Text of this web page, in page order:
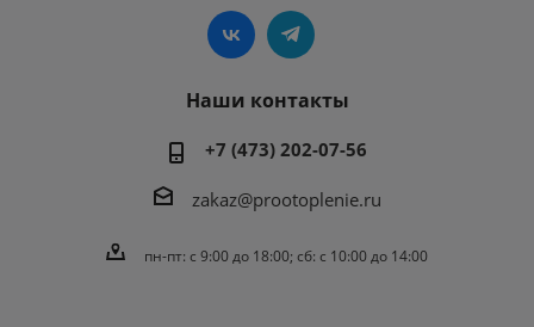
Наши контакты
+7 (473) 202-07-56
zakaz@prootoplenie.ru
пн-пт: c 9:00 до 18:00; сб: с 10:00 до 14:00